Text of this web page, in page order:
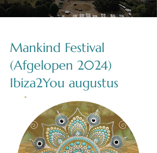
Mankind Festival
(Afgelopen 2024)
Ibiza2You augustus